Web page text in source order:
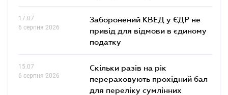
17.07
6 серпня 2026
Заборонений КВЕД у ЄДР не
привід для відмови в єдиному
податку
15.07
6 серпня 2026
Скільки разів на рік
перераховують прохідний бал
для переліку сумлінних